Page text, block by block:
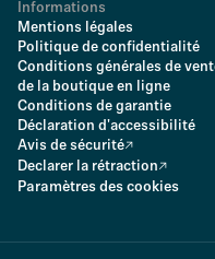
Informations
Mentions légales
Politique de confidentialité
Conditions générales de
de la boutique en ligne
Conditions de garantie
Déclaration d'accessibilité
Avis de sécurité
Declarer la rétraction
Paramètres des cookies